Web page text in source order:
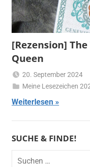
[Rezension]
Queen
20. September 2024
Meine Lesezeichen
Weiterlesen
SUCHE & FINDE!
Suchen